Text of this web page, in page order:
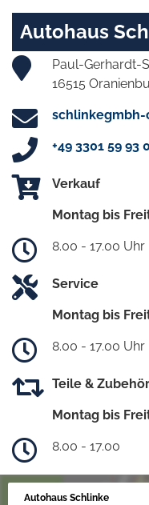
Autohaus
Paul-Gerhardt-
16515
schlinkegmbh-
+49 3301 59 93 0
Verkauf
Montag bis
8.00 - 17.00 Uhr
Service
Montag bis
8.00 - 17.00 Uhr
Teile & Zubehör
Montag bis
8.00 - 17.00
Autohaus Schlinke